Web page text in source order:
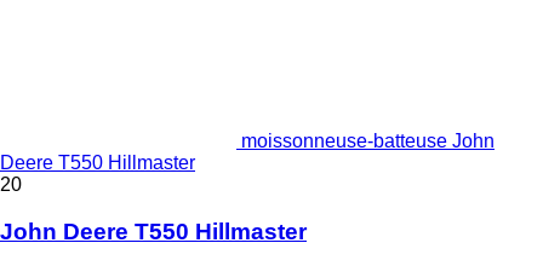
moissonneuse-batteuse John
Deere T550 Hillmaster
20
John Deere T550 Hillmaster